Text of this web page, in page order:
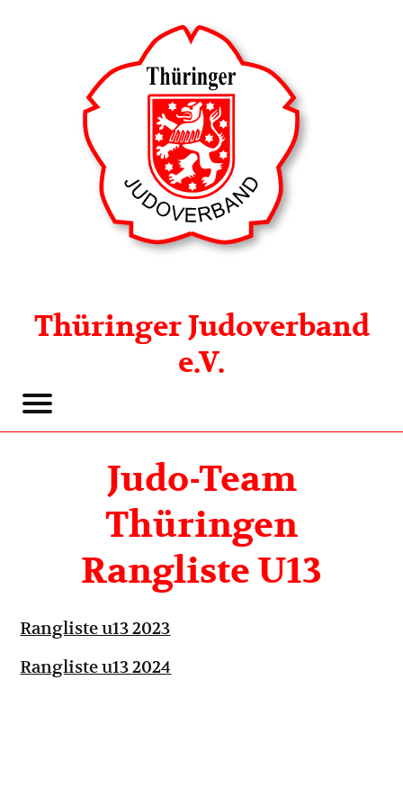
Thüringer Judoverband
e.V.
Judo-Team
Thüringen
Rangliste U13
Rangliste u13 2023
Rangliste u13 2024